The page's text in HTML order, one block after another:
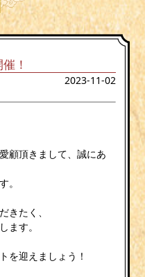
！
2023-11-02
顧頂きまして、誠にあ
。
きたく、
ます。
を迎えましょう！